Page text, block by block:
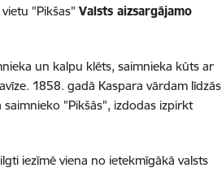
vietu "Pikšas"Valsts aizsargājamo
un kalpu klēts, saimnieka kūts ar
1858. gadā Kaspara vārdam līdzās
"Pikšās", izdodas izpirkt
iezīmē viena no ietekmīgākā valsts